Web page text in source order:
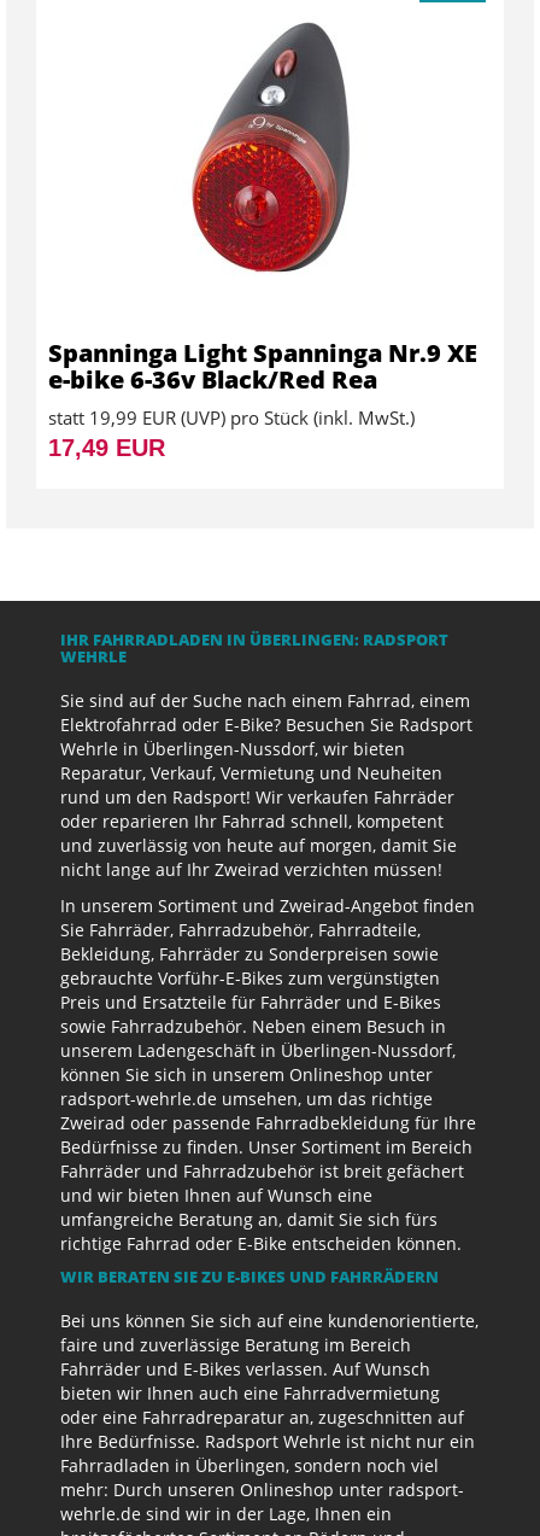
Spanninga Light Spanninga Nr.9 XE
e-bike 6-36v Black/Red Rea
statt 19,99 EUR (UVP) pro Stück (inkl. MwSt.)
17,49 EUR
IHR FAHRRADLADEN IN ÜBERLINGEN: RADSPORT
WEHRLE
Sie sind auf der Suche nach einem Fahrrad, einem
Elektrofahrrad oder E-Bike? Besuchen Sie Radsport
Wehrle in Überlingen-Nussdorf, wir bieten
Reparatur, Verkauf, Vermietung und Neuheiten
rund um den Radsport! Wir verkaufen Fahrräder
oder reparieren Ihr Fahrrad schnell, kompetent
und zuverlässig von heute auf morgen, damit Sie
nicht lange auf Ihr Zweirad verzichten müssen!
In unserem Sortiment und Zweirad-Angebot finden
Sie Fahrräder, Fahrradzubehör, Fahrradteile,
Bekleidung, Fahrräder zu Sonderpreisen sowie
gebrauchte Vorführ-E-Bikes zum vergünstigten
Preis und Ersatzteile für Fahrräder und E-Bikes
sowie Fahrradzubehör. Neben einem Besuch in
unserem Ladengeschäft in Überlingen-Nussdorf,
können Sie sich in unserem Onlineshop unter
radsport-wehrle.de umsehen, um das richtige
Zweirad oder passende Fahrradbekleidung für Ihre
Bedürfnisse zu finden. Unser Sortiment im Bereich
Fahrräder und Fahrradzubehör ist breit gefächert
und wir bieten Ihnen auf Wunsch eine
umfangreiche Beratung an, damit Sie sich fürs
richtige Fahrrad oder E-Bike entscheiden können.
WIR BERATEN SIE ZU E-BIKES UND FAHRRÄDERN
Bei uns können Sie sich auf eine kundenorientierte,
faire und zuverlässige Beratung im Bereich
Fahrräder und E-Bikes verlassen. Auf Wunsch
bieten wir Ihnen auch eine Fahrradvermietung
oder eine Fahrradreparatur an, zugeschnitten auf
Ihre Bedürfnisse. Radsport Wehrle ist nicht nur ein
Fahrradladen in Überlingen, sondern noch viel
mehr: Durch unseren Onlineshop unter radsport-
wehrle.de sind wir in der Lage, Ihnen ein